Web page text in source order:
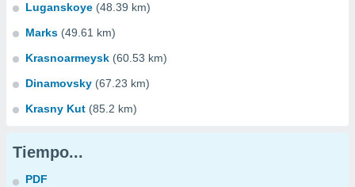
Luganskoye (48.39 km)
Marks (49.61 km)
Krasnoarmeysk (60.53 km)
Dinamovsky (67.23 km)
Krasny Kut (85.2 km)
Tiempo...
PDF